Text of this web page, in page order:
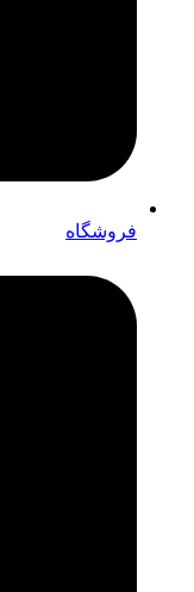
فروشگاه